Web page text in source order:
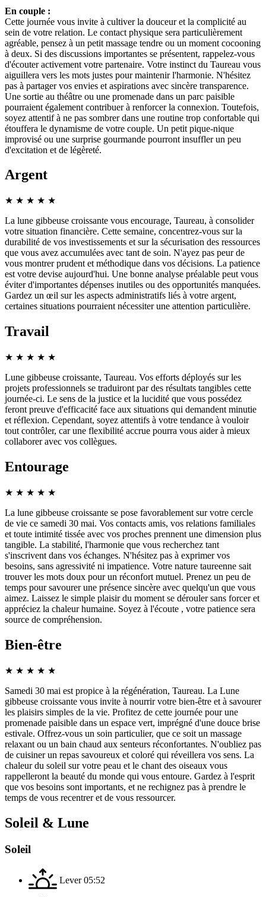
En couple :
Cette journée vous invite à cultiver la douceur et la complicité au
sein de votre relation. Le contact physique sera particulièrement
agréable, pensez à un petit massage tendre ou un moment cocooning
à deux. Si des discussions importantes se présentent, rappelez-vous
d'écouter activement votre partenaire. Votre instinct du Taureau vous
aiguillera vers les mots justes pour maintenir l'harmonie. N'hésitez
pas à partager vos envies et aspirations avec sincère transparence.
Une sortie au théâtre ou une promenade dans un parc paisible
pourraient également contribuer à renforcer la connexion. Toutefois,
soyez attentif à ne pas sombrer dans une routine trop confortable qui
étouffera le dynamisme de votre couple. Un petit pique-nique
improvisé ou une surprise gourmande pourront insuffler un peu
d'excitation et de légèreté.
Argent
★ ★ ★ ★ ★
La lune gibbeuse croissante vous encourage, Taureau, à consolider
votre situation financière. Cette semaine, concentrez-vous sur la
durabilité de vos investissements et sur la sécurisation des ressources
que vous avez accumulées avec tant de soin. N'ayez pas peur de
vous montrer prudent et méthodique dans vos décisions. La patience
est votre devise aujourd'hui. Une bonne analyse préalable peut vous
éviter d'importantes dépenses inutiles ou des opportunités manquées.
Gardez un œil sur les aspects administratifs liés à votre argent,
certaines situations pourraient nécessiter une attention particulière.
Travail
★ ★ ★ ★ ★
Lune gibbeuse croissante, Taureau. Vos efforts déployés sur les
projets professionnels se traduiront par des résultats tangibles cette
journée-ci. Le sens de la justice et la lucidité que vous possédez
feront preuve d'efficacité face aux situations qui demandent minutie
et réflexion. Cependant, soyez attentifs à votre tendance à vouloir
tout contrôler, car une flexibilité accrue pourra vous aider à mieux
collaborer avec vos collègues.
Entourage
★ ★ ★ ★ ★
La lune gibbeuse croissante se pose favorablement sur votre cercle
de vie ce samedi 30 mai. Vos contacts amis, vos relations familiales
et toute intimité tissée avec vos proches prennent une dimension plus
tangible. La stabilité, l'harmonie que vous recherchez tant
s'inscrivent dans vos échanges. N'hésitez pas à exprimer vos
besoins, sans agressivité ni impatience. Votre nature taureenne sait
trouver les mots doux pour un réconfort mutuel. Prenez un peu de
temps pour savourer une présence sincère avec quelqu'un que vous
aimez. Laissez le simple plaisir du moment se dérouler sans forcer et
appréciez la chaleur humaine. Soyez à l'écoute , votre patience sera
source de compréhension.
Bien-être
★ ★ ★ ★ ★
Samedi 30 mai est propice à la régénération, Taureau. La Lune
gibbeuse croissante vous invite à nourrir votre bien-être et à savourer
les plaisirs simples de la vie. Profitez de cette journée pour une
promenade paisible dans un espace vert, imprégné d'une douce brise
estivale. Offrez-vous un soin particulier, que ce soit un massage
relaxant ou un bain chaud aux senteurs réconfortantes. N'oubliez pas
de cuisiner un repas savoureux et coloré qui réveillera vos sens. La
chaleur du soleil sur votre peau et le chant des oiseaux vous
rappelleront la beauté du monde qui vous entoure. Gardez à l'esprit
que vos besoins sont importants, et ne rechignez pas à prendre le
temps de vous recentrer et de vous ressourcer.
Soleil & Lune
Soleil
Lever 05:52